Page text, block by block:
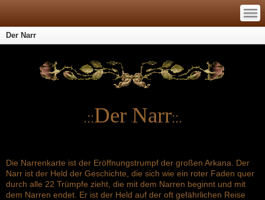
—
—
—
Der Narr
.::Der Narr::.
Die Narrenkarte ist der Eröffnungstrumpf der großen Arkana.
Der
Narr ist der Held der Geschichte, die sich wie ein roter Faden quer
durch alle 22 Trümpfe zieht, die mit dem Narren beginnt und mit
dem Narren endet. Er ist der Held auf der oft gefährlichen Reise